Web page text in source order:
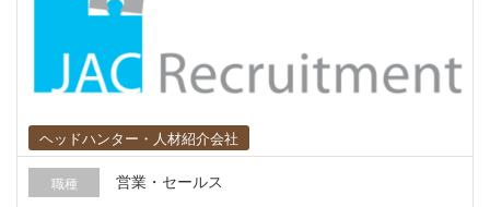
ヘッドハンター・人材紹介会社
職種 営業・セールス